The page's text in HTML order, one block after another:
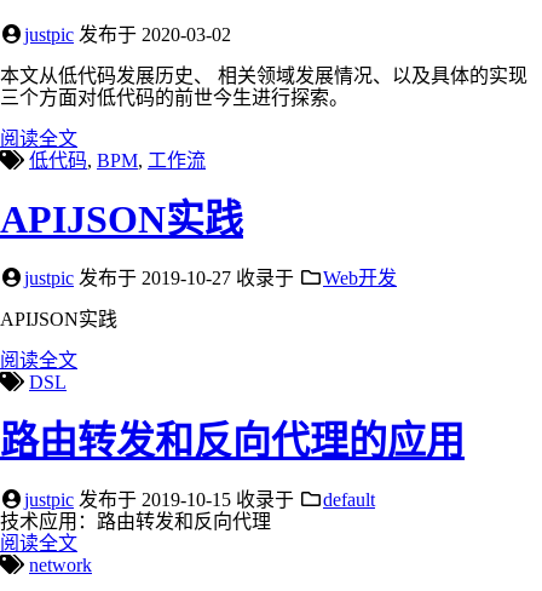
justpic 发布于 2020-03-02
本文从低代码发展历史、 相关领域发展情况、以及具体的实现
三个方面对低代码的前世今生进行探索。
阅读全文
低代码, BPM, 工作流
APIJSON实践
justpic 发布于 2019-10-27 收录于
Web开发
APIJSON实践
阅读全文
DSL
路由转发和反向代理的应用
justpic 发布于 2019-10-15 收录于
default
技术应用：路由转发和反向代理
阅读全文
network